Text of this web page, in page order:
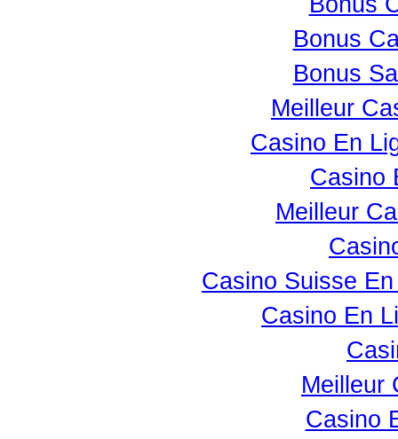
Bonus
Bonus
Meilleur
Casino En
Casino
Meilleur
Casino Suisse
Casino En
Meilleur
Casino